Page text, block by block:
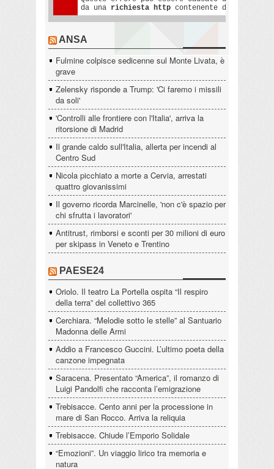
ANSA
Fulmine colpisce sedicenne sul Monte Livata, è
grave
Zelensky risponde a Trump: 'Ci faremo i missili
da soli'
'Controlli alle frontiere con l'Italia', arriva la
ritorsione di Madrid
Il grande caldo sull'Italia, allerta per incendi al
Centro Sud
Nicola picchiato a morte a Cervia, arrestati
quattro giovanissimi
Il governo ricorda Marcinelle, 'non c'è spazio per
chi sfrutta i lavoratori'
Antitrust, rimborsi e sconti per 30 milioni di euro
per skipass in Veneto e Trentino
PAESE24
Oriolo. Il teatro La Portella ospita “Il respiro
della terra” del collettivo 365
Cerchiara. “Melodie sotto le stelle” al Santuario
Madonna delle Armi
Addio a Francesco Guccini. L’ultimo poeta della
canzone impegnata
Saracena. Presentato “America”, il romanzo di
Luigi Pandolfi che racconta l’emigrazione
Trebisacce. Cento anni per la processione in
mare di San Rocco. Arriva la reliquia
Trebisacce. Chiude l’Emporio Solidale
“Emozioni”. Un viaggio lirico tra memoria e
natura